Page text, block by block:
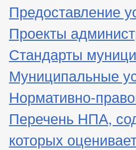
Предоставление
Проекты
Стандарты
Муниципальные
Нормативно-
Перечень НПА,
которых